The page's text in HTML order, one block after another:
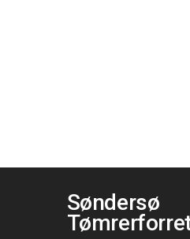
Søndersø